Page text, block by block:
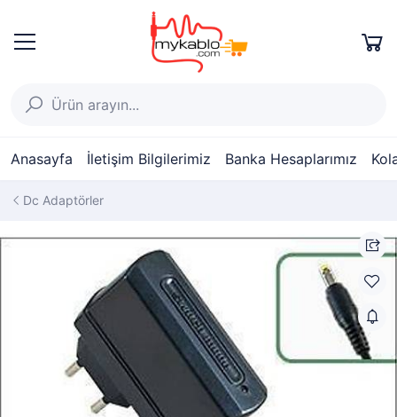
Anasayfa İletişim Bilgilerimiz Banka Hesaplarımız
Dc Adaptörler